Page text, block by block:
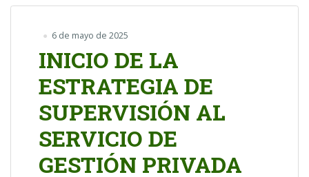
6 de mayo de 2025
INICIO DE LA
ESTRATEGIA DE
SUPERVISIÓN AL
SERVICIO DE
GESTIÓN PRIVADA